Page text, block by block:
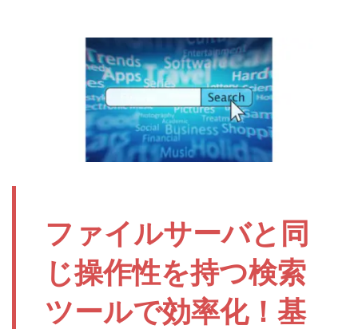
ファイルサーバと同
じ操作性を持つ検索
ツールで効率化！基